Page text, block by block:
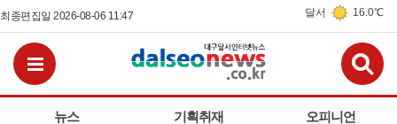
최종편집일 2026-08-06 11:47 달서 16.0℃
뉴스 기획취재 오피니언